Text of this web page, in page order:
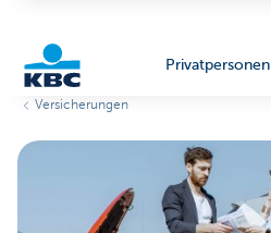
Privatpersonen
Versicherungen